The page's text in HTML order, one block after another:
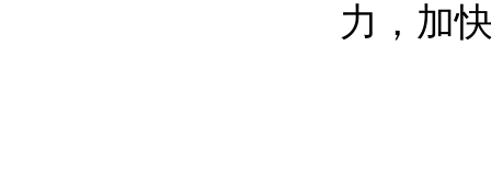
力，加